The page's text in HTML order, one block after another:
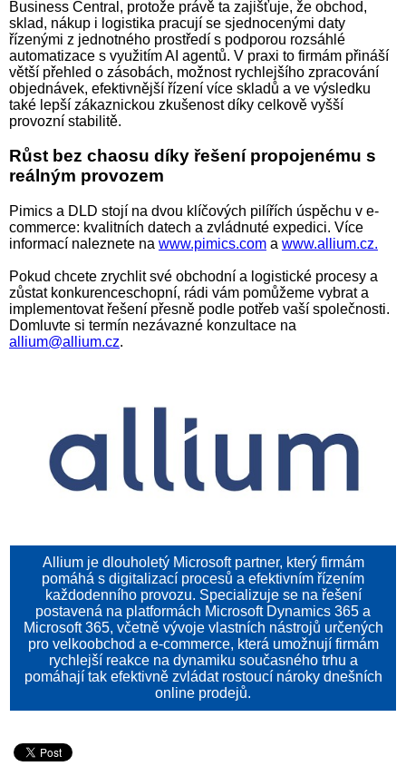
Business Central, protože právě ta zajišťuje, že obchod,
sklad, nákup i logistika pracují se sjednocenými daty
řízenými z jednotného prostředí s podporou rozsáhlé
automatizace s využitím AI agentů. V praxi to firmám přináší
větší přehled o zásobách, možnost rychlejšího zpracování
objednávek, efektivnější řízení více skladů a ve výsledku
také lepší zákaznickou zkušenost díky celkově vyšší
provozní stabilitě.
Růst bez chaosu díky řešení propojenému s
reálným provozem
Pimics a DLD stojí na dvou klíčových pilířích úspěchu v e-
commerce: kvalitních datech a zvládnuté expedici. Více
informací naleznete na www.pimics.com a www.allium.cz.
Pokud chcete zrychlit své obchodní a logistické procesy a
zůstat konkurenceschopní, rádi vám pomůžeme vybrat a
implementovat řešení přesně podle potřeb vaší společnosti.
Domluvte si termín nezávazné konzultace na
allium@allium.cz.
Allium je dlouholetý Microsoft partner, který firmám
pomáhá s digitalizací procesů a efektivním řízením
každodenního provozu. Specializuje se na řešení
postavená na platformách Microsoft Dynamics 365 a
Microsoft 365, včetně vývoje vlastních nástrojů určených
pro velkoobchod a e-commerce, která umožnují firmám
rychlejší reakce na dynamiku současného trhu a
pomáhají tak efektivně zvládat rostoucí nároky dnešních
online prodejů.